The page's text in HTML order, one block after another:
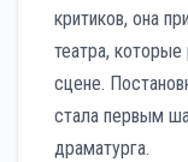
критиков, она
театра, которые
сцене.
стала первым
драматурга.